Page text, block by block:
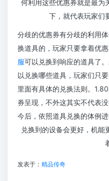
何利用这些优惠券就是最为
下，就代表玩家们
分歧的优惠券有分歧的利用
换道具的，玩家只要拿着优
服可以兑换到响应的道具了
以兑换哪些道具，玩家们只
里面有具体的兑换法则。
券呈现，不外这其实不代表
今后，依照道具兑换的体例
兑换到的设备会更好，机
发表于： 精品传奇